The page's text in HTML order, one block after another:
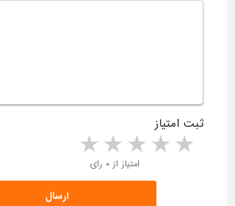
ثبت امتیاز
4 stars 3 stars 2 stars 1 star امتیاز از ۰ رای